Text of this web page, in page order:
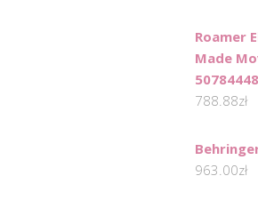
Roamer
Made
788.88zł
963.00zł